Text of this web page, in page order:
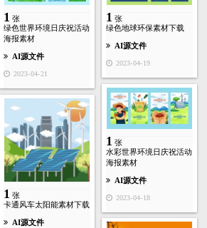
1 张
绿色世界环境日庆祝活动
海报素材
AI源文件
2023-04-21
1 张
绿色地球环保素材下载
AI源文件
2023-04-19
1 张
水彩世界环境日庆祝活动
海报素材
AI源文件
2023-04-18
1 张
卡通风车太阳能素材下载
AI源文件